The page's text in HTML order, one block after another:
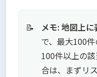
📝 メモ: 地図上に
で、最大100件
100件以上の
合は、まずリ